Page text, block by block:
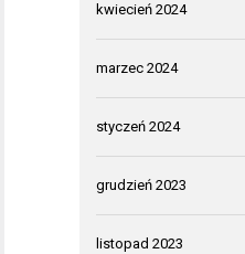
kwiecień 2024
marzec 2024
styczeń 2024
grudzień 2023
listopad 2023